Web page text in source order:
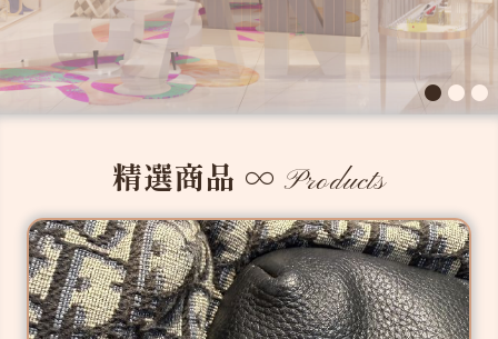
● ● ●
精選商品 ∞Products